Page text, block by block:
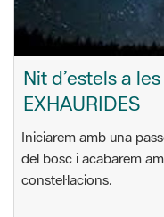
Nit d’estels a
EXHAURIDES
Iniciarem amb una
del bosc i acabarem
constel·lacions.